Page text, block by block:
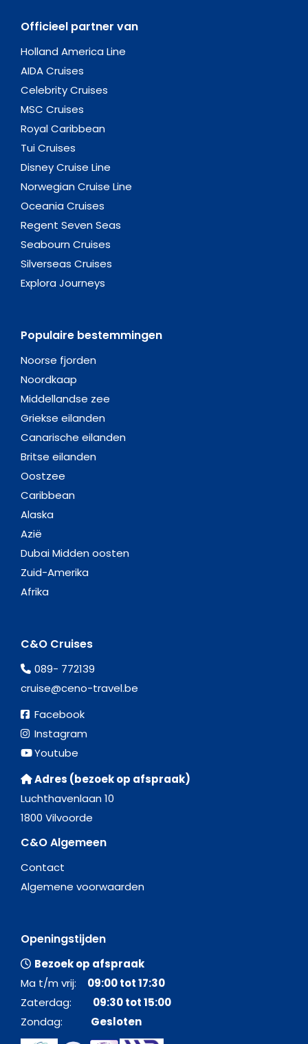
Officieel partner van
Holland America Line
AIDA Cruises
Celebrity Cruises
MSC Cruises
Royal Caribbean
Tui Cruises
Disney Cruise Line
Norwegian Cruise Line
Oceania Cruises
Regent Seven Seas
Seabourn Cruises
Silverseas Cruises
Explora Journeys
Populaire bestemmingen
Noorse fjorden
Noordkaap
Middellandse zee
Griekse eilanden
Canarische eilanden
Britse eilanden
Oostzee
Caribbean
Alaska
Azië
Dubai Midden oosten
Zuid-Amerika
Afrika
C&O Cruises
089- 772139
cruise@ceno-travel.be
Facebook
Instagram
Youtube
Adres (bezoek op afspraak)
Luchthavenlaan 10
1800 Vilvoorde
C&O Algemeen
Contact
Algemene voorwaarden
Openingstijden
Bezoek op afspraak
Ma t/m vrij: 09:00 tot 17:30
Zaterdag: 09:30 tot 15:00
Zondag: Gesloten